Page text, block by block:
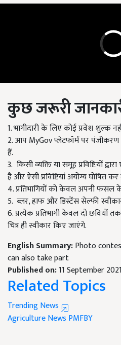
कुछ जरूरी
1. भागीदारी के लिए कोई प्रवेश शुल्क
2. आप MyGovप्लेटफॉर्म पर
हैं.
3. किसी व्यक्ति या समूह प्रविष्टियों
है और ऐसी प्रविष्टियां अयोग्य घोषित कर
4. प्रतिभागियों को केवल अपनी
5. ब्लर,हाफ और डिस्टेंस सेल्फी
6. प्रत्येक प्रतिभागी केवल दो छवियों
चित्र ही स्वीकार किए जाएंगे.
English Summary:Photo
can also take part
Published on:11 September
Related Topics
Trending News
Agriculture News PMFBY